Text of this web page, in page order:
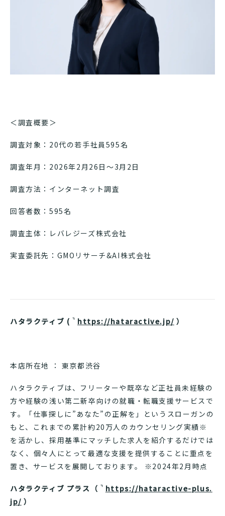
＜調査概要＞
調査対象：20代の若手社員595名
調査年月：2026年2月26日～3月2日
調査方法：インターネット調査
回答者数：595名
調査主体：レバレジーズ株式会社
実査委託先：GMOリサーチ&AI株式会社
ハタラクティブ ( https://hataractive.jp/ ）
本店所在地 ： 東京都渋谷
ハタラクティブは、フリーターや既卒など正社員未経験の
方や経験の浅い第二新卒向けの就職・転職支援サービスで
す。「仕事探しに”あなた”の正解を」というスローガンの
もと、これまでの累計約20万人のカウンセリング実績※
を活かし、採用基準にマッチした求人を紹介するだけでは
なく、個々人にとって最適な支援を提供することに重点を
置き、サービスを展開しております。 ※2024年2月時点
ハタラクティブ プラス（
https://hataractive-plus.
jp/ ）